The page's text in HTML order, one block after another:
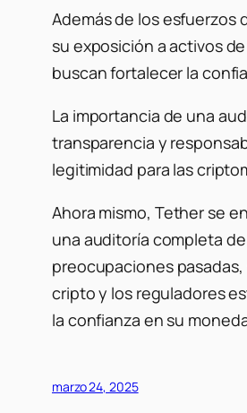
Además de los esfuerzos
su exposición a activos
buscan fortalecer la
La importancia de una
transparencia y
legitimidad para las
Ahora mismo, Tether se
una auditoría completa
preocupaciones
cripto y los reguladores
la confianza en su
marzo 24, 2025